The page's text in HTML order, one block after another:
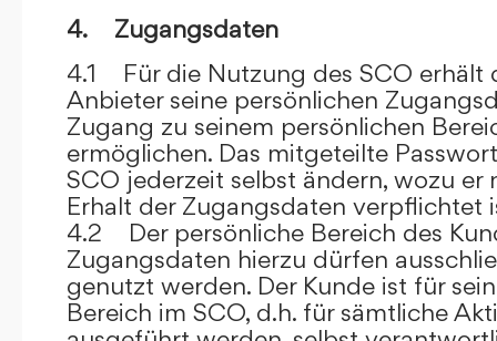
4. Zugangsdaten
4.1 Für die Nutzung des SCO erhält
Anbieter seine persönlichen
Zugang zu seinem persönlichen
ermöglichen. Das mitgeteilte
SCO jederzeit selbst ändern, wozu er
Erhalt der Zugangsdaten verpflichtet
4.2 Der persönliche Bereich des
Zugangsdaten hierzu dürfen
genutzt werden. Der Kunde ist für
Bereich im SCO, d.h. für sämtliche